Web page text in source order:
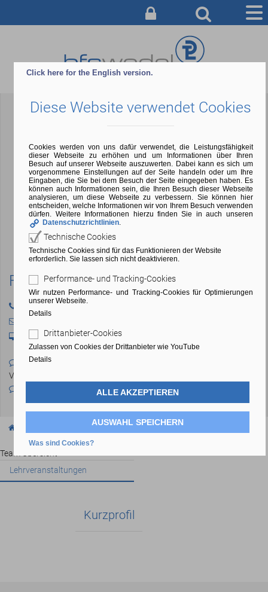
ÜBER UNS
Fikret Koyuncu
04103 - 80 48 - 14
Raum: BG3
Sprechzeiten im Semester:
Vereinbarung
Sprechzeiten in der vorlesungsfreien Zeit:
nach Vereinbarung
Team Übersicht
Lehrveranstaltungen
Kurzprofil
Click here for the English version.
Diese Website verwendet Cookies
Cookies werden von uns dafür verwendet, die Leistungsfähigkeit
dieser Webseite zu erhöhen und um Informationen über Ihren
Besuch auf unserer Webseite auszuwerten. Dabei kann es sich um
vorgenommene Einstellungen auf der Seite handeln oder um Ihre
Eingaben, die Sie bei dem Besuch der Seite eingegeben haben. Es
können auch Informationen sein, die Ihren Besuch dieser Webseite
analysieren, um diese Webseite zu verbessern. Sie können hier
entscheiden, welche Informationen wir von Ihrem Besuch verwenden
dürfen. Weitere Informationen hierzu finden Sie in auch unseren
Datenschutzrichtlinien
Technische Cookies
Technische Cookies sind für das Funktionieren der Website
erforderlich. Sie lassen sich nicht deaktivieren.
Performance- und Tracking-Cookies
Wir nutzen Performance- und Tracking-Cookies für Optimierungen
unserer Webseite.
Details
Drittanbieter-Cookies
Zulassen von Cookies der Drittanbieter wie YouTube
Details
ALLE AKZEPTIEREN
AUSWAHL SPEICHERN
Was sind Cookies?